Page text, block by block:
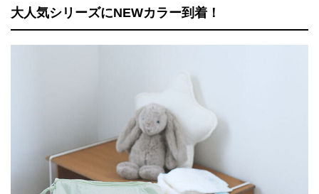
大人気シリーズにNEWカラー到着！